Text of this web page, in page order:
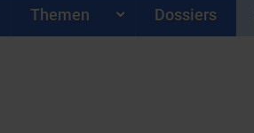
Themen Dossiers